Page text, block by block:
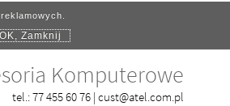
OK, Zamknij
Komputerowe
tel.:77 455 60 76 | cust@atel.com.pl